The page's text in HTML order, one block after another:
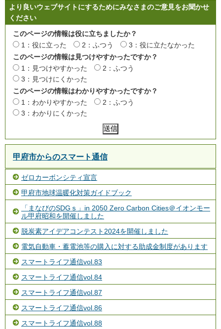
より良いウェブサイトにするためにみなさまのご意見をお聞かせ
ください
このページの情報は役に立ちましたか？
1：役に立った
2：ふつう
3：役に立たなかった
このページの情報は見つけやすかったですか？
1：見つけやすかった
2：ふつう
3：見つけにくかった
このページの情報はわかりやすかったですか？
1：わかりやすかった
2：ふつう
3：わかりにくかった
甲府市からのスマート通信
ゼロカーボンシティ宣言
甲府市地球温暖化対策ガイドブック
「まなびのSDGｓ」in 2050 Zero Carbon Cities＠イオンモー
ル甲府昭和を開催しました
脱炭素アイデアコンテスト2024を開催しました
電気自動車・蓄電池等の購入に対する助成金制度があります
スマートライフ通信vol.83
スマートライフ通信vol.84
スマートライフ通信vol.87
スマートライフ通信vol.86
スマートライフ通信vol.88